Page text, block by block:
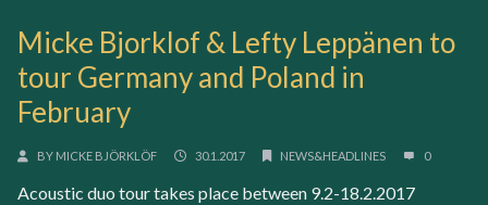
Micke Bjorklof & Lefty Leppänen to
tour Germany and Poland in
February
BY MICKE BJÖRKLÖF 30.1.2017 NEWS&HEADLINES 0
Acoustic duo tour takes place between 9.2-18.2.2017